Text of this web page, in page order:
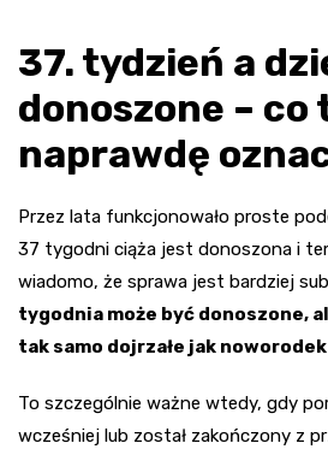
37. tydzień a
donoszone – co
naprawdę
Przez lata funkcjonowało proste
37 tygodni ciąża jest donoszona i
wiadomo, że sprawa jest bardziej
tygodnia może być donoszone,
tak samo dojrzałe jak
To szczególnie ważne wtedy, gdy
wcześniej lub został zakończony z